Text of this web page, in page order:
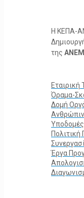
Η ΚΕΠΑ-
της ΑΝΕΜ
Εταιρική
Όραμα-
Δομή
Υποδομές
Πολιτική
Έργα